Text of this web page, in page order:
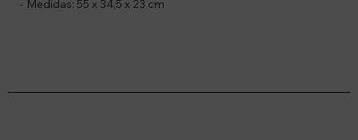
- Medidas: 55 x 34,5 x 23 cm